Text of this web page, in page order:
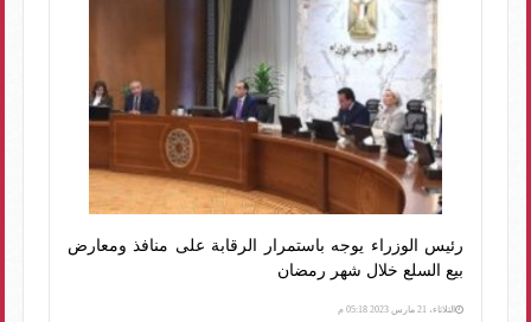
رئيس الوزراء يوجه باستمرار الرقابة على منافذ ومعارض
بيع السلع خلال شهر رمضان
الثلاثاء، 21 مارس 2023 05:18 م